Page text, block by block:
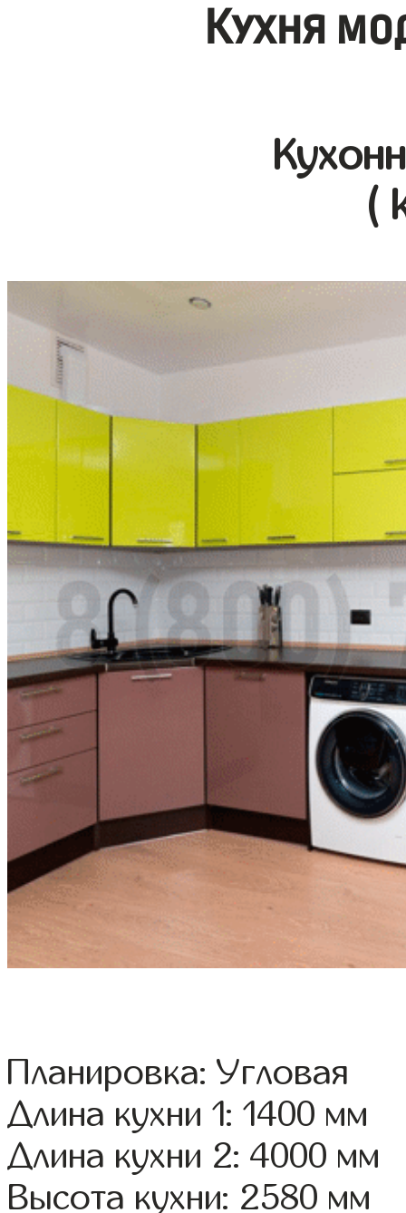
Кухня
(
Планировка: Угловая
Длина кухни 1: 1400 мм
Длина кухни 2: 4000 мм
Высота кухни: 2580 мм